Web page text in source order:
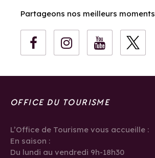
Partageons nos meilleurs moments
OFFICE DU TOURISME
L’Office de Tourisme vous accueille :
En saison :
Du lundi au vendredi 9h-18h30